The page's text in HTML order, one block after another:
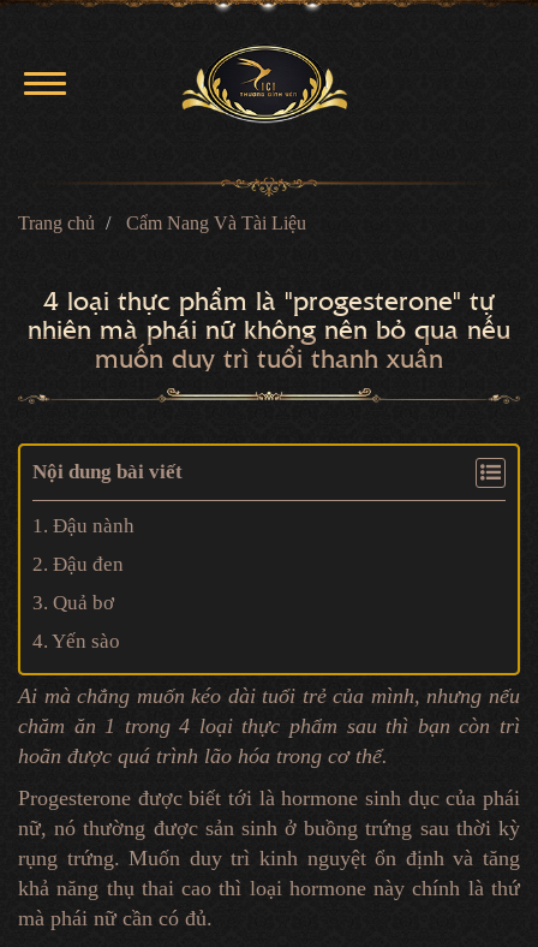
Trang chủ Cẩm Nang Và Tài Liệu
4 loại thực phẩm là "progesterone" tự
nhiên mà phái nữ không nên bỏ qua nếu
muốn duy trì tuổi thanh xuân
Nội dung bài viết
1. Đậu nành
2. Đậu đen
3. Quả bơ
4. Yến sào
Ai mà chẳng muốn kéo dài tuổi trẻ của mình, nhưng nếu
chăm ăn 1 trong 4 loại thực phẩm sau thì bạn còn trì
hoãn được quá trình lão hóa trong cơ thể.
Progesterone được biết tới là hormone sinh dục của phái
nữ, nó thường được sản sinh ở buồng trứng sau thời kỳ
rụng trứng. Muốn duy trì kinh nguyệt ổn định và tăng
khả năng thụ thai cao thì loại hormone này chính là thứ
mà phái nữ cần có đủ.